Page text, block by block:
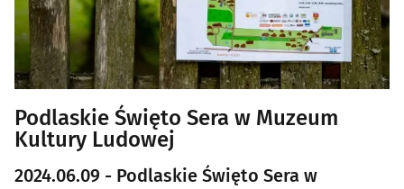
Podlaskie Święto Sera w Muzeum
Kultury Ludowej
2024.06.09 - Podlaskie Święto Sera w